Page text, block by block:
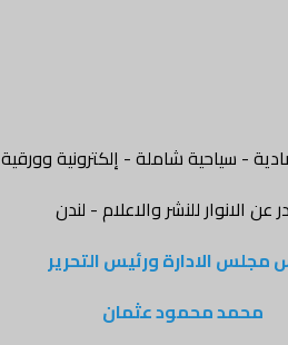
- سياحية شاملة - إلكترونية وورقية
عن الانوار للنشر والاعلام - لندن
مجلس الادارة ورئيس التحرير
محمد محمود عثمان